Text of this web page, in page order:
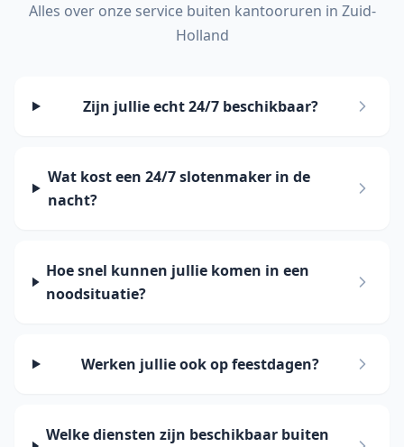
Alles over onze service buiten kantooruren in Zuid-
Holland
Zijn jullie echt 24/7 beschikbaar?
Wat kost een 24/7 slotenmaker in de
nacht?
Hoe snel kunnen jullie komen in een
noodsituatie?
Werken jullie ook op feestdagen?
Welke diensten zijn beschikbaar buiten